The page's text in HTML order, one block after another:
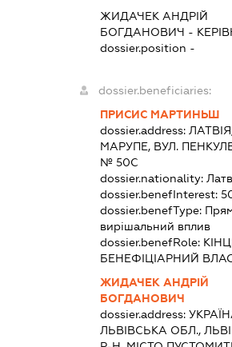
ЖИДАЧЕК АНДРІЙ
БОГДАНОВИЧ -
dossier.position -
dossier.beneficiaries:
ПРИСИС МАРТИНЬШ
dossier.address:
МАРУПЕ, ВУЛ.
№ 50С
dossier.nationality:
dossier.benefInterest:
dossier.benefType:
вирішальний вплив
dossier.benefRole:
БЕНЕФІЦІАРНИЙ
ЖИДАЧЕК АНДРІЙ
БОГДАНОВИЧ
dossier.address:
ЛЬВІВСЬКА ОБЛ.,